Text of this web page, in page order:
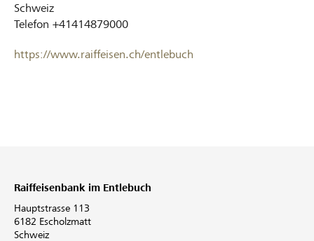
Schweiz
Telefon +41414879000
https://www.raiffeisen.ch/entlebuch
Raiffeisenbank im Entlebuch
Hauptstrasse 113
6182 Escholzmatt
Schweiz